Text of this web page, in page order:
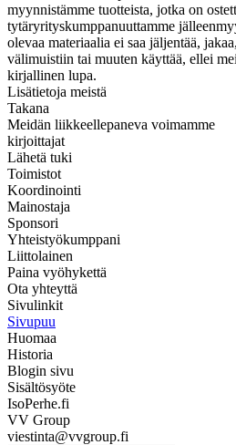
myynnistämme tuotteista, jotka on
tytäryrityskumppanuuttamme
olevaa materiaalia ei saa jäljentää,
välimuistiin tai muuten käyttää, ellei
kirjallinen lupa.
Lisätietoja meistä
Takana
Meidän liikkeellepaneva voimamme
kirjoittajat
Lähetä tuki
Toimistot
Koordinointi
Mainostaja
Sponsori
Yhteistyökumppani
Liittolainen
Paina vyöhykettä
Ota yhteyttä
Sivulinkit
Sivupuu
Huomaa
Historia
Blogin sivu
Sisältösyöte
IsoPerhe.fi
VV Group
viestinta@vvgroup.fi